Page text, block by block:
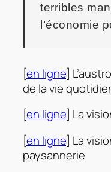
terribles
l’économie
[en ligne]
de la vie
[en ligne] La
[en ligne] La
paysannerie